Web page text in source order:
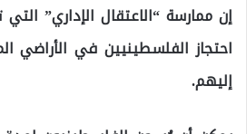
إن ممارسة “الاعتقال الإداري”
احتجاز الفلسطينيين في الأراضي
إليهم.